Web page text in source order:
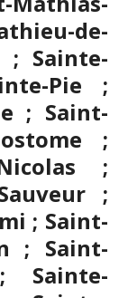
de-
; Sainte-
Pie ;
; Saint-
;
;
;
; Saint-
; Saint-
Sainte-